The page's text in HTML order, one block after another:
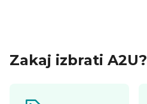
Zakaj izbrati A2U?